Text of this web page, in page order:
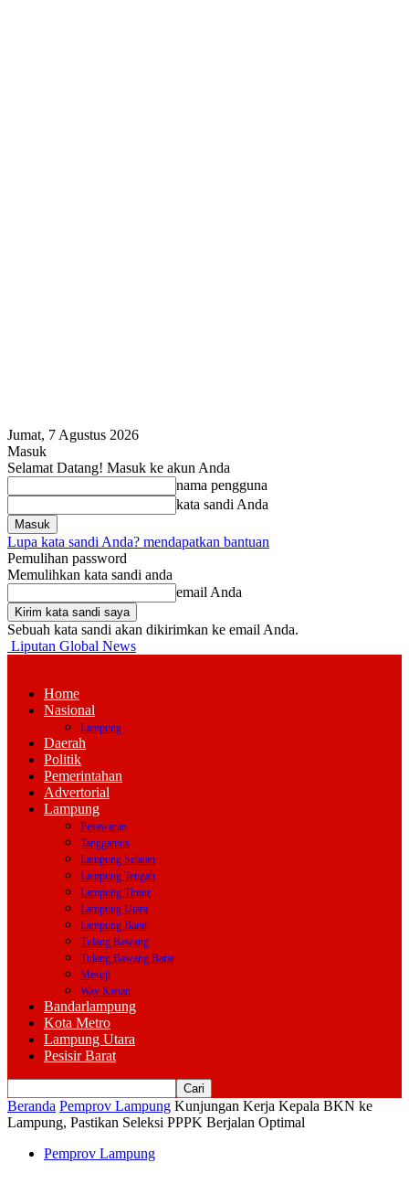
Jumat, 7 Agustus 2026
Masuk
Selamat Datang! Masuk ke akun Anda
nama pengguna
kata sandi Anda
Lupa kata sandi Anda? mendapatkan bantuan
Pemulihan password
Memulihkan kata sandi anda
email Anda
Sebuah kata sandi akan dikirimkan ke email Anda.
Liputan Global News
Home
Nasional
Lampung
Daerah
Politik
Pemerintahan
Advertorial
Lampung
Pesawaran
Tanggamus
Lampung Selatan
Lampung Tengah
Lampung Timur
Lampung Utara
Lampung Barat
Tulang Bawang
Tulang Bawang Barat
Mesuji
Way Kanan
Bandarlampung
Kota Metro
Lampung Utara
Pesisir Barat
Beranda Pemprov Lampung Kunjungan Kerja Kepala BKN ke
Lampung, Pastikan Seleksi PPPK Berjalan Optimal
Pemprov Lampung